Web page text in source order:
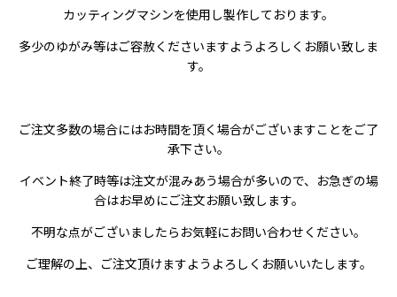
カッティングマシンを使用し製作しております。
多少のゆがみ等はご容赦くださいますようよろしくお願い致しま
す。
ご注文多数の場合にはお時間を頂く場合がございますことをご了
承下さい。
イベント終了時等は注文が混みあう場合が多いので、お急ぎの場
合はお早めにご注文お願い致します。
不明な点がございましたらお気軽にお問い合わせください。
ご理解の上、ご注文頂けますようよろしくお願いいたします。